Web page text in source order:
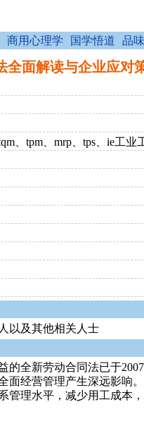
商用心理学 国学悟道 品
全面解读与企业应对
、tpm、mrp、tps、ie工业
以及其他相关人士
全新劳动合同法已于
面经营管理产生深远影
理水平，减少用工成本